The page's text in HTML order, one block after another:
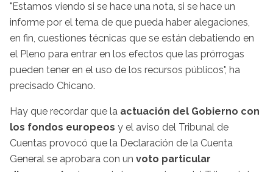
"Estamos viendo si se hace una nota, si se hace un
informe por el tema de que pueda haber alegaciones,
en fin, cuestiones técnicas que se están debatiendo en
el Pleno para entrar en los efectos que las prórrogas
pueden tener en el uso de los recursos públicos", ha
precisado Chicano.
Hay que recordar que la actuación del Gobierno con
los fondos europeos y el aviso del Tribunal de
Cuentas provocó que la Declaración de la Cuenta
General se aprobara con un voto particular